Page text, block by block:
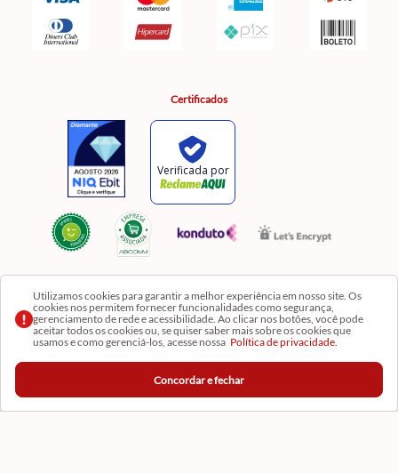
Utilizamos cookies para garantir a melhor experiência em nosso site. Os
cookies nos permitem fornecer funcionalidades como segurança,
gerenciamento de rede e acessibilidade. Ao clicar nos botões, você pode
aceitar todos os cookies ou, se quiser saber mais sobre os cookies que
usamos e como gerenciá-los, acesse nossa Política de privacidade.
Concordar e fechar
Certificados
Razão Social: Comercial Luzia Meire de Gêneros Alimentícios LTDA | CNPJ:
08.991.182/0001-11
Os preços, produtos e quantidades da Loja Virtual não se aplicam aos da Loja Física. Na Loja